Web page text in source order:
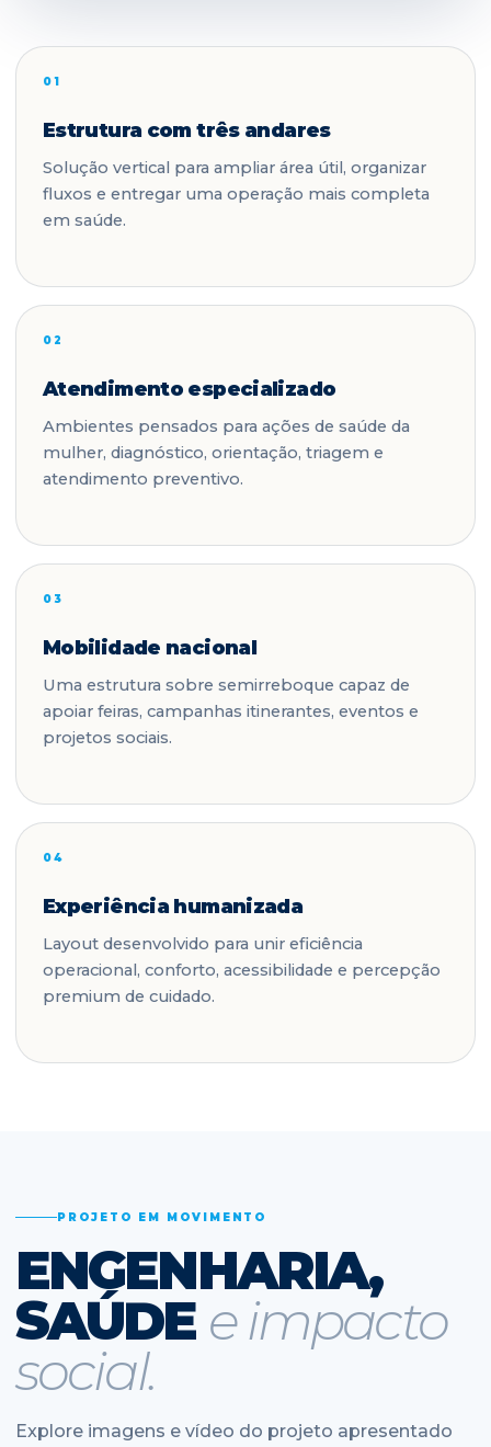
01
Estrutura com três andares
Solução vertical para ampliar área útil, organizar
fluxos e entregar uma operação mais completa
em saúde.
02
Atendimento especializado
Ambientes pensados para ações de saúde da
mulher, diagnóstico, orientação, triagem e
atendimento preventivo.
03
Mobilidade nacional
Uma estrutura sobre semirreboque capaz de
apoiar feiras, campanhas itinerantes, eventos e
projetos sociais.
04
Experiência humanizada
Layout desenvolvido para unir eficiência
operacional, conforto, acessibilidade e percepção
premium de cuidado.
PROJETO EM MOVIMENTO
ENGENHARIA,
SAÚDE e impacto
social.
Explore imagens e vídeo do projeto apresentado